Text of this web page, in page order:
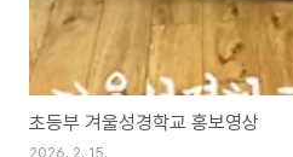
초등부 겨울성경학교 홍보영상
2026. 2. 15.